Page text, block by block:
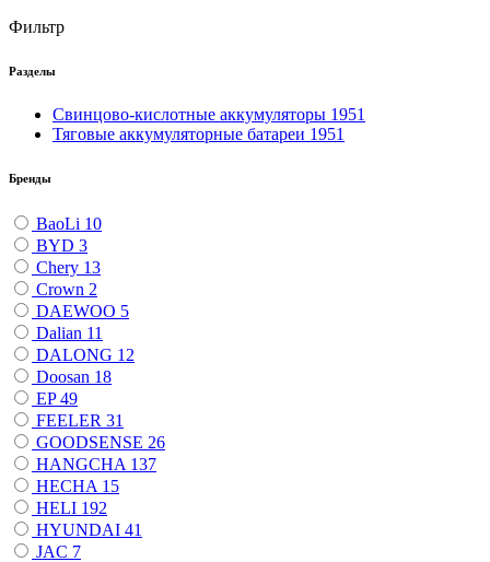
Фильтр
Разделы
Свинцово-кислотные аккумуляторы 1951
Тяговые аккумуляторные батареи 1951
Бренды
BaoLi 10
BYD 3
Chery 13
Crown 2
DAEWOO 5
Dalian 11
DALONG 12
Doosan 18
EP49
FEELER 31
GOODSENSE 26
HANGCHA 137
HECHA 15
HELI 192
HYUNDAI 41
JAC 7